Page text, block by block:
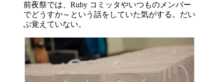
前夜祭では、Ruby コミッタやいつものメンバー
でどうすか～という話をしていた気がする。だい
ぶ覚えていない。